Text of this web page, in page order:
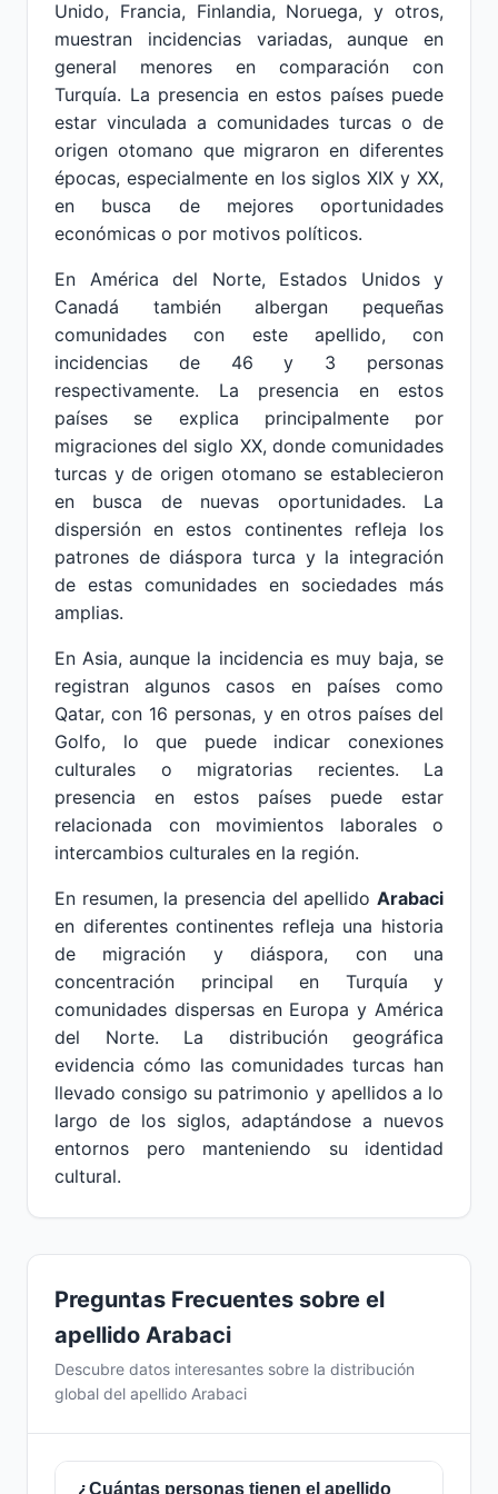
Unido, Francia, Finlandia, Noruega, y otros,
muestran incidencias variadas, aunque en
general menores en comparación con
Turquía. La presencia en estos países puede
estar vinculada a comunidades turcas o de
origen otomano que migraron en diferentes
épocas, especialmente en los siglos XIX y XX,
en busca de mejores oportunidades
económicas o por motivos políticos.
En América del Norte, Estados Unidos y
Canadá también albergan pequeñas
comunidades con este apellido, con
incidencias de 46 y 3 personas
respectivamente. La presencia en estos
países se explica principalmente por
migraciones del siglo XX, donde comunidades
turcas y de origen otomano se establecieron
en busca de nuevas oportunidades. La
dispersión en estos continentes refleja los
patrones de diáspora turca y la integración
de estas comunidades en sociedades más
amplias.
En Asia, aunque la incidencia es muy baja, se
registran algunos casos en países como
Qatar, con 16 personas, y en otros países del
Golfo, lo que puede indicar conexiones
culturales o migratorias recientes. La
presencia en estos países puede estar
relacionada con movimientos laborales o
intercambios culturales en la región.
En resumen, la presencia del apellido Arabaci
en diferentes continentes refleja una historia
de migración y diáspora, con una
concentración principal en Turquía y
comunidades dispersas en Europa y América
del Norte. La distribución geográfica
evidencia cómo las comunidades turcas han
llevado consigo su patrimonio y apellidos a lo
largo de los siglos, adaptándose a nuevos
entornos pero manteniendo su identidad
cultural.
Preguntas Frecuentes sobre el
apellido Arabaci
Descubre datos interesantes sobre la distribución
global del apellido Arabaci
¿Cuántas personas tienen el apellido